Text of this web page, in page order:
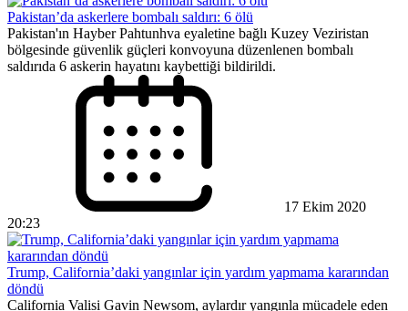
Pakistan’da askerlere bombalı saldırı: 6 ölü
Pakistan'ın Hayber Pahtunhva eyaletine bağlı Kuzey Veziristan
bölgesinde güvenlik güçleri konvoyuna düzenlenen bombalı
saldırıda 6 askerin hayatını kaybettiği bildirildi.
17 Ekim 2020
20:23
Trump, California’daki yangınlar için yardım yapmama kararından
döndü
California Valisi Gavin Newsom, aylardır yangınla mücadele eden